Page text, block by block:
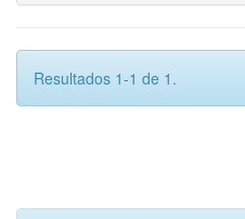
Resultados 1-1 de 1.